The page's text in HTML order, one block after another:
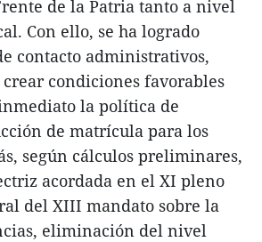
de la Patria tanto a nivel
Con ello, se ha logrado
contacto administrativos,
condiciones favorables
la política de
de matrícula para los
según cálculos preliminares,
acordada en el XI pleno
del XIII mandato sobre la
eliminación del nivel